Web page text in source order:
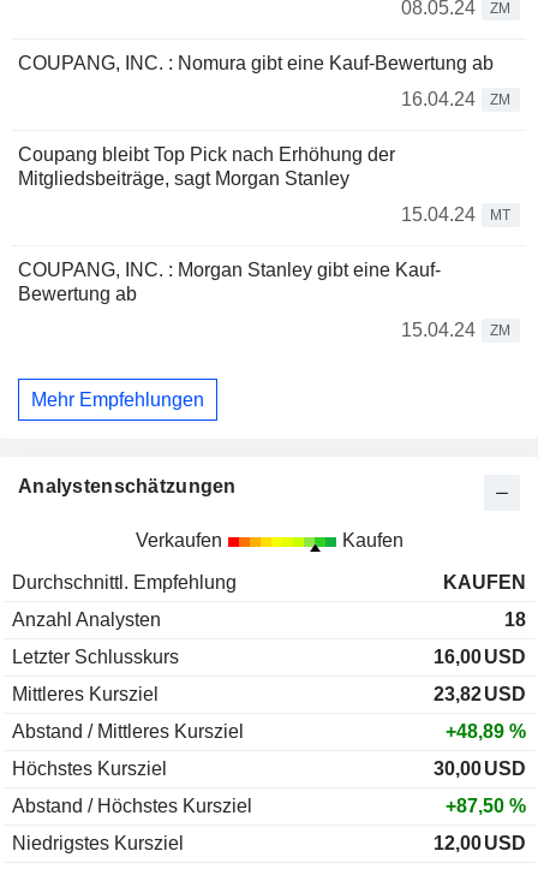
08.05.24
ZM
COUPANG, INC. : Nomura gibt eine Kauf-Bewertung ab
16.04.24
ZM
Coupang bleibt Top Pick nach Erhöhung der
Mitgliedsbeiträge, sagt Morgan Stanley
15.04.24
MT
COUPANG, INC. : Morgan Stanley gibt eine Kauf-
Bewertung ab
15.04.24
ZM
Mehr Empfehlungen
Analystenschätzungen
Verkaufen Kaufen
Durchschnittl. Empfehlung
KAUFEN
Anzahl Analysten
18
Letzter Schlusskurs
16,00USD
Mittleres Kursziel
23,82USD
Abstand / Mittleres Kursziel
+48,89 %
Höchstes Kursziel
30,00USD
Abstand / Höchstes Kursziel
+87,50 %
Niedrigstes Kursziel
12,00USD